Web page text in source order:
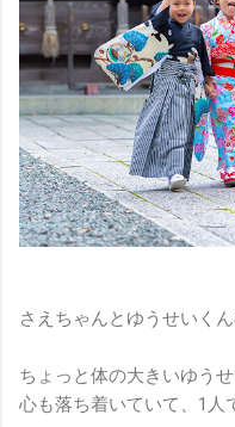
さえちゃんとゆうせいくん
ちょっと体の大きいゆうせ
心も落ち着いていて、1人